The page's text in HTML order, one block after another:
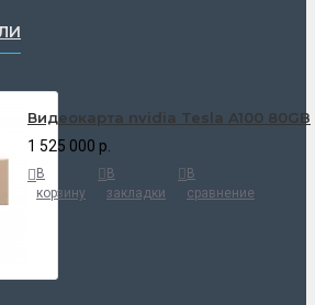
Видеокарта nvidia Tesla A100 80GB
1 525 000 р.
В
корзину
В
закладки
В
сравнение